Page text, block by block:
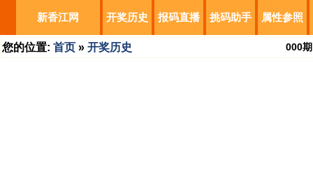
新香江网 开奖历史 报码直播 挑码助手 属性参照
您的位置: 首页 » 开奖历史 000期